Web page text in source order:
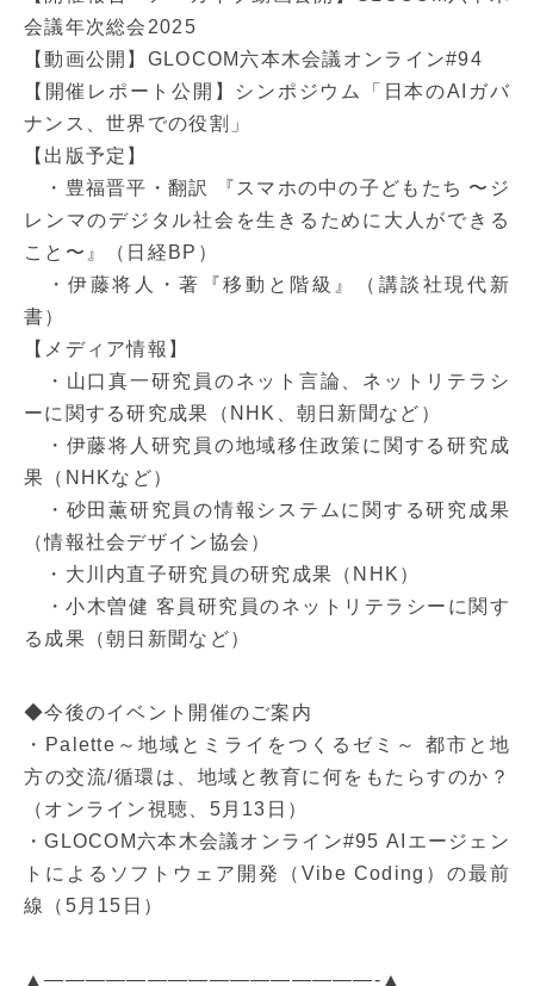
会議年次総会2025
【動画公開】GLOCOM六本木会議オンライン#94
【開催レポート公開】シンポジウム「日本のAIガバ
ナンス、世界での役割」
【出版予定】
・豊福晋平・翻訳 『スマホの中の子どもたち 〜ジ
レンマのデジタル社会を生きるために大人ができる
こと〜』（日経BP）
・伊藤将人・著『移動と階級』（講談社現代新
書）
【メディア情報】
・山口真一研究員のネット言論、ネットリテラシ
ーに関する研究成果（NHK、朝日新聞など）
・伊藤将人研究員の地域移住政策に関する研究成
果（NHKなど）
・砂田薫研究員の情報システムに関する研究成果
（情報社会デザイン協会）
・大川内直子研究員の研究成果（NHK）
・小木曽健 客員研究員のネットリテラシーに関す
る成果（朝日新聞など）
◆今後のイベント開催のご案内
・Palette～地域とミライをつくるゼミ～ 都市と地
方の交流/循環は、地域と教育に何をもたらすのか？
（オンライン視聴、5月13日）
・GLOCOM六本木会議オンライン#95 AIエージェン
トによるソフトウェア開発（Vibe Coding）の最前
線（5月15日）
▲————————————————-▲